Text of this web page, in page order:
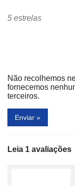
BROOKSFIELD
BROOMER
CAIXA ECONÔMICA
5 estrelas
Não recolhemos
fornecemos
terceiros.
Enviar »
Leia 1 avaliações